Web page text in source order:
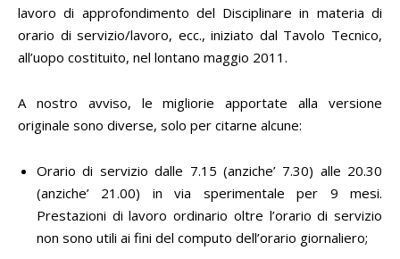
lavoro di approfondimento del Disciplinare in materia di
orario di servizio/lavoro, ecc., iniziato dal Tavolo Tecnico,
all’uopo costituito, nel lontano maggio 2011.
A nostro avviso, le migliorie apportate alla versione
originale sono diverse, solo per citarne alcune:
Orario di servizio dalle 7.15 (anziche’ 7.30) alle 20.30
(anziche’ 21.00) in via sperimentale per 9 mesi.
Prestazioni di lavoro ordinario oltre l’orario di servizio
non sono utili ai fini del computo dell’orario giornaliero;